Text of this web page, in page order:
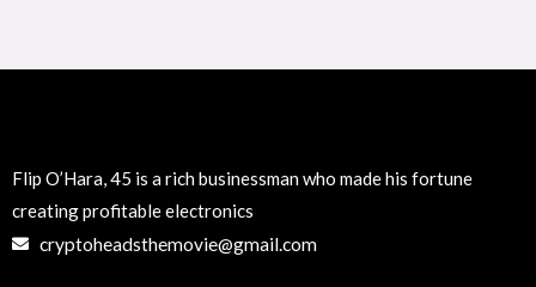
Flip O’Hara, 45 is a rich businessman who made his fortune
creating profitable electronics
cryptoheadsthemovie@gmail.com